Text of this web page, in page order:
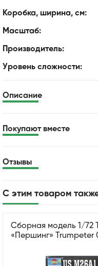
Коробка, ширина, см:
Масштаб:
Производитель:
Уровень сложности:
Описание
Покупают вместе
Отзывы
С этим товаром
Сборная модель 1/72
«Першинг» Trumpeter